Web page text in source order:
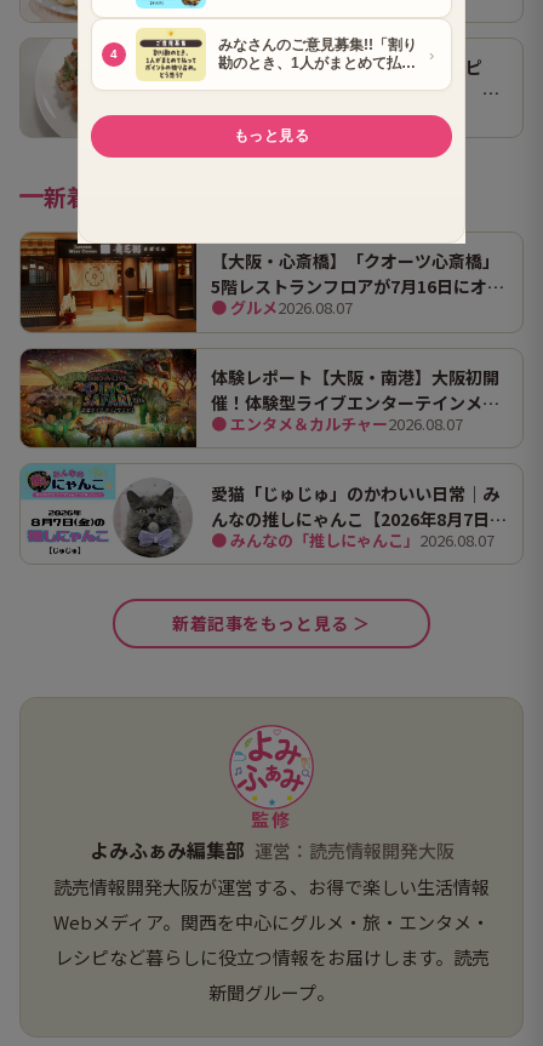
【作ってみた】山本ゆりさんレシピ
「止まらないツナトマトサラダ」 ホ
ンマにうますぎて止まらん
● グルメ2026.08.07
新着記事
【大阪・心斎橋】「クオーツ心斎橋」
5階レストランフロアが7月16日にオー
プン！ 全国初・関西初出店を含む多彩
な9店舗
● グルメ2026.08.07
体験レポート【大阪・南港】大阪初開
催！体験型ライブエンターテインメン
ト「DINO SAFARI（ディノ サファリ）
2026」で、大迫力の恐竜の世界を体験
● エンタメ＆カルチャー2026.08.07
愛猫「じゅじゅ」のかわいい日常｜み
んなの推しにゃんこ【2026年8月7日
（金）】
● みんなの「推しにゃんこ」 2026.08.07
新着記事をもっと見る ＞
監修
よみふぁみ編集部 運営：読売情報開発大阪
読売情報開発大阪が運営する、お得で楽しい生活情報
Webメディア。関西を中心にグルメ・旅・エンタメ・
レシピなど暮らしに役立つ情報をお届けします。読売
新聞グループ。